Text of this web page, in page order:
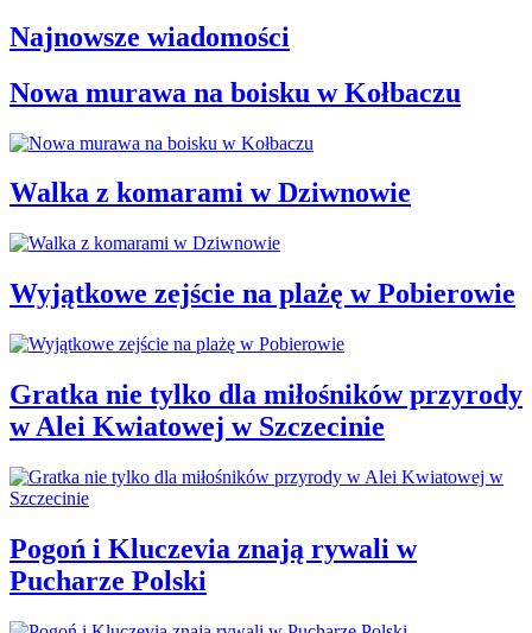
Najnowsze wiadomości
Nowa murawa na boisku w Kołbaczu
Walka z komarami w Dziwnowie
Wyjątkowe zejście na plażę w Pobierowie
Gratka nie tylko dla miłośników przyrody
w Alei Kwiatowej w Szczecinie
Pogoń i Kluczevia znają rywali w
Pucharze Polski